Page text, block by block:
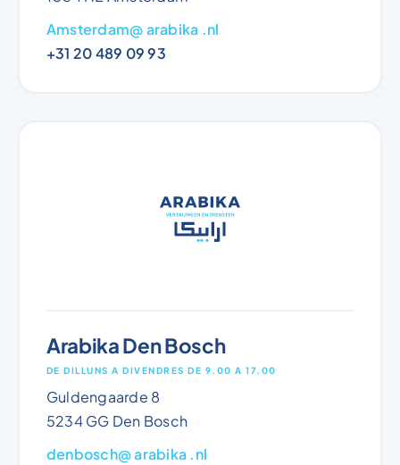
Amsterdam@ arabika .nl
+31 20 489 09 93
Arabika Den Bosch
DE DILLUNS A DIVENDRES DE 9.00 A 17.00
Guldengaarde 8
5234 GG Den Bosch
denbosch@ arabika .nl